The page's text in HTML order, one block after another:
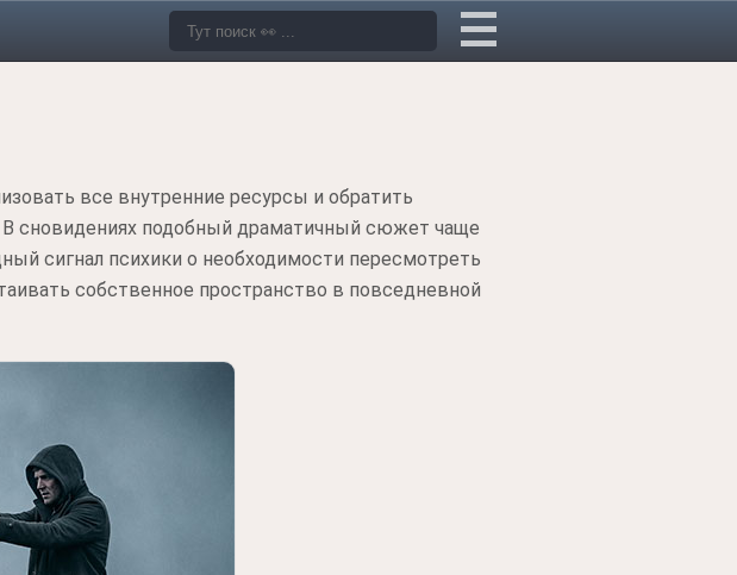
все внутренние ресурсы и обратить
В сновидениях подобный драматичный сюжет чаще
сигнал психики о необходимости пересмотреть
собственное пространство в повседневной